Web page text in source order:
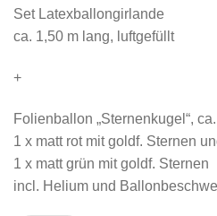
Set Latexballongirlande
ca. 1,50 m lang, luftgefüllt
+
Folienballon „Sternenkugel“,
1 x matt rot mit goldf. Sternen
1 x matt grün mit goldf. Sternen
incl. Helium und